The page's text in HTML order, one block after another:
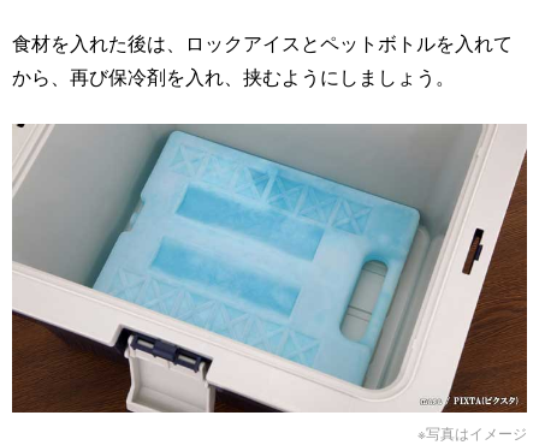
食材を入れた後は、ロックアイスとペットボトルを入れて
から、再び保冷剤を入れ、挟むようにしましょう。
※写真はイメージ